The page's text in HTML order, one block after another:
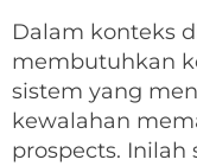
Dalam konteks
membutuhkan
sistem yang
kewalahan
prospects. Inilah